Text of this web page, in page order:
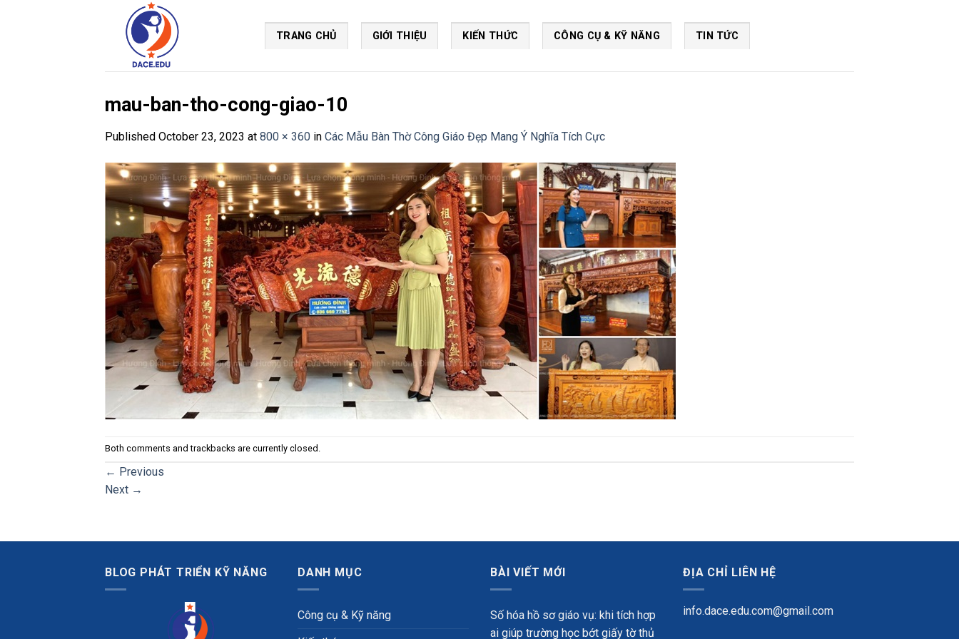
TRANG CHỦ GIỚI THIỆU KIẾN THỨC CÔNG CỤ & KỸ NĂNG TIN TỨC
mau-ban-tho-cong-giao-10
Published October 23, 2023 at 800 × 360 in Các Mẫu Bàn Thờ Công Giáo Đẹp Mang Ý Nghĩa Tích Cực
Both comments and trackbacks are currently closed.
← Previous
Next →
BLOG PHÁT TRIỂN KỸ NĂNG DANH MỤC
Công cụ & Kỹ năng
BÀI VIẾT MỚI
Số hóa hồ sơ giáo vụ: khi tích hợp
ai giúp trường học bớt giấy tờ thủ
ĐỊA CHỈ LIÊN HỆ
info.dace.edu.com@gmail.com